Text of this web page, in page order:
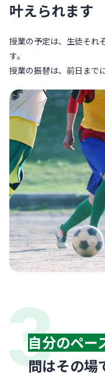
叶えられます
授業の予定は、生徒それ
す。
授業の振替は、前日まで
自分のペー
問はその場